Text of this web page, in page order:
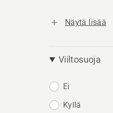
Näytä lisää
Viiltosuoja
Ei
Kyllä